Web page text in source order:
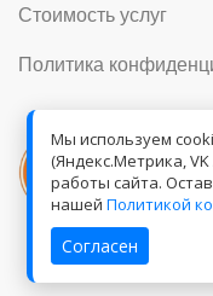
Мы используем
(Яндекс.Метрика, VK
работы сайта.
нашейПолитикой
Согласен
Стоимость услуг
Политика